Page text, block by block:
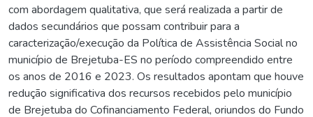
com abordagem qualitativa, que será realizada a partir de
dados secundários que possam contribuir para a
caracterização/execução da Política de Assistência Social no
município de Brejetuba-ES no período compreendido entre
os anos de 2016 e 2023. Os resultados apontam que houve
redução significativa dos recursos recebidos pelo município
de Brejetuba do Cofinanciamento Federal, oriundos do Fundo